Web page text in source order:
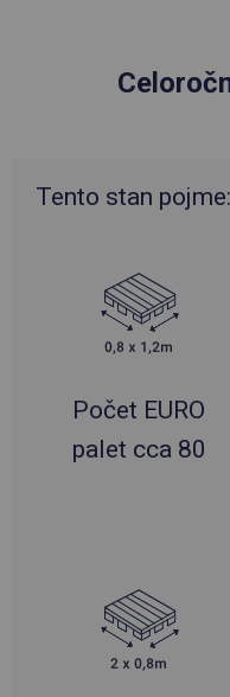
Tento stan pojme:
Počet EURO
palet cca 80